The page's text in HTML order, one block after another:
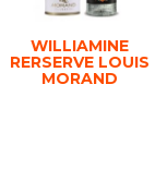
WILLIAMINE
RERSERVE LOUIS
MORAND